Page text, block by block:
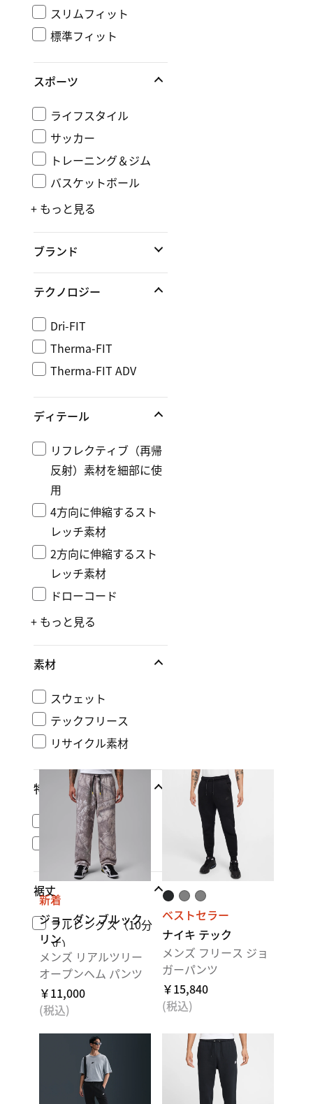
スリムフィット
標準フィット
スポーツ
ライフスタイル
サッカー
トレーニング＆ジム
バスケットボール
+ もっと見る
ブランド
テクノロジー
Dri-FIT
Therma-FIT
Therma-FIT ADV
ディテール
リフレクティブ（再帰
反射）素材を細部に使
用
4方向に伸縮するスト
レッチ素材
2方向に伸縮するスト
レッチ素材
ドローコード
+ もっと見る
素材
スウェット
テックフリース
リサイクル素材
特長
撥水性
保温性
裾丈
フルレングス（10分
丈）
アンクル（9分丈）
新着
ジョーダン ブルック
リン
メンズ リアルツリー
オープンヘム パンツ
￥11,000
(税込)
ベストセラー
ナイキ テック
メンズ フリース ジョ
ガーパンツ
￥15,840
(税込)